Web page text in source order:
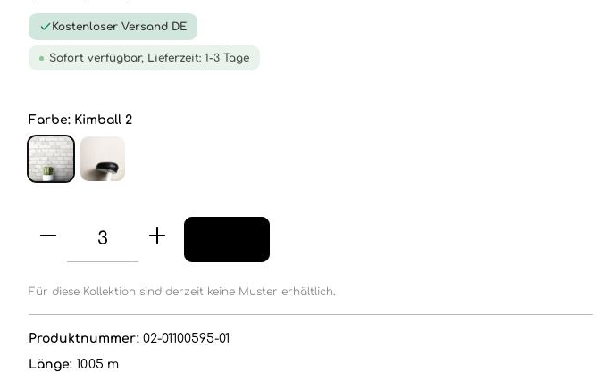
Kostenloser Versand DE
Sofort verfügbar, Lieferzeit: 1-3 Tage
Farbe: Kimball 2
Für diese Kollektion sind derzeit keine Muster erhältlich.
Produktnummer: 02-01100595-01
Länge: 10.05 m